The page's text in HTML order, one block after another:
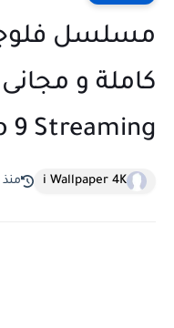
مسلسل
9 Streaming
i Wallpaper 4K